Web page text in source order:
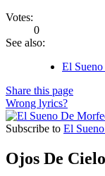
Votes:
0
See also:
El
Share this page
Wrong lyrics?
Subscribe to El
Ojos De